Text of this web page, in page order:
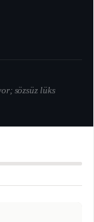
sözsüz lüks